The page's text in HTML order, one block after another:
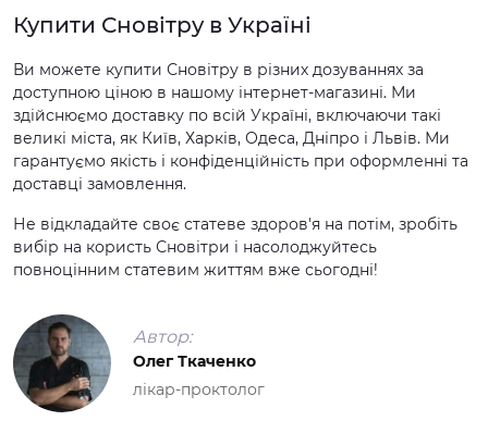
Купити Сновітру в Україні
Ви можете купити Сновітру в різних дозуваннях за
доступною ціною в нашому інтернет-магазині. Ми
здійснюємо доставку по всій Україні, включаючи такі
великі міста, як Київ, Харків, Одеса, Дніпро і Львів. Ми
гарантуємо якість і конфіденційність при оформленні та
доставці замовлення.
Не відкладайте своє статеве здоров'я на потім, зробіть
вибір на користь Сновітри і насолоджуйтесь
повноцінним статевим життям вже сьогодні!
Автор:
Олег Ткаченко
лікар-проктолог